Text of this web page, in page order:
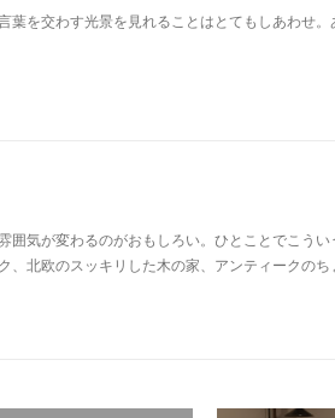
を交わす光景を見れることはとてもしあわせ。
囲気が変わるのがおもしろい。ひとことでこう
、北欧のスッキリした木の家、アンティークのち